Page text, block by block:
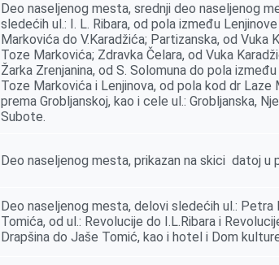
Deo naselјenog mesta, srednji deo naselјenog
sledećih ul.: I. L. Ribara, od pola između
Markovića do V.Karadžića; Partizanska, od Vuka
Toze Markovića; Zdravka Čelara, od Vuka
Žarka Zrenjanina, od S. Solomuna do pola
Toze Markovića i Lenjinova, od pola kod dr Laze
prema Groblјanskoj, kao i cele ul.: Groblјanska,
Subote.
Deo naselјenog mesta, prikazan na skici datoj u
Deo naselјenog mesta, delovi sledećih ul.: Petra
Tomića, od ul.: Revolucije do I.L.Ribara i
Drapšina do Jaše Tomić, kao i hotel i Dom